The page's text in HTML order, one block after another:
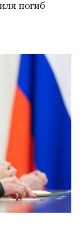
погиб